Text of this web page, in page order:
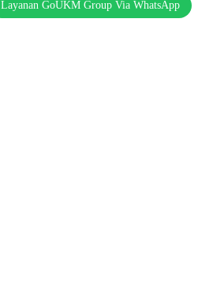
Layanan GoUKM Group Via WhatsApp